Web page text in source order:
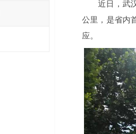
近日，武
公里，是省内
应。